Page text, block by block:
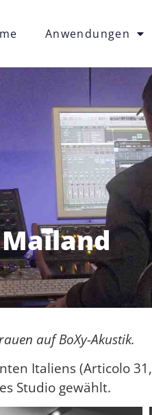
Anwendungen
auf BoXy-Akustik.
Italiens (Articolo
Studio gewählt.